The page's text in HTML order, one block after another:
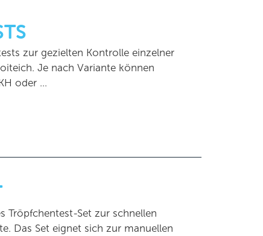
zur gezielten Kontrolle einzelner
Je nach Variante können
oder …
Tröpfchentest-Set zur schnellen
Das Set eignet sich zur manuellen